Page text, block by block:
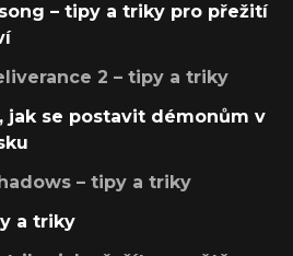
– tipy a triky pro přežití
2 – tipy a triky
jak se postavit démonům v
– tipy a triky
a triky